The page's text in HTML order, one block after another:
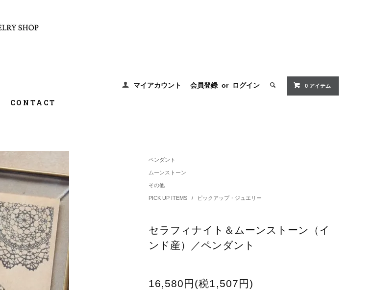
マイアカウント 会員登録 or ログイン 0 アイテム
CONTACT
ペンダント
ムーンストーン
その他
PICK UP ITEMS / ピックアップ・ジュエリー
セラフィナイト＆ムーンストーン（イ
ンド産）／ペンダント
16,580円(税1,507円)